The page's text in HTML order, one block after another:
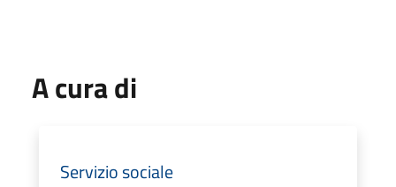
A cura di
Servizio sociale